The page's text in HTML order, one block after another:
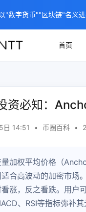
首页
资必知：
日 14:51 • 币圈百科 •
加权平均价格（
合高波动的加密市场
涨，反之看跌。用户
、RSI等指标弥补
"数字货币""区块链"名义